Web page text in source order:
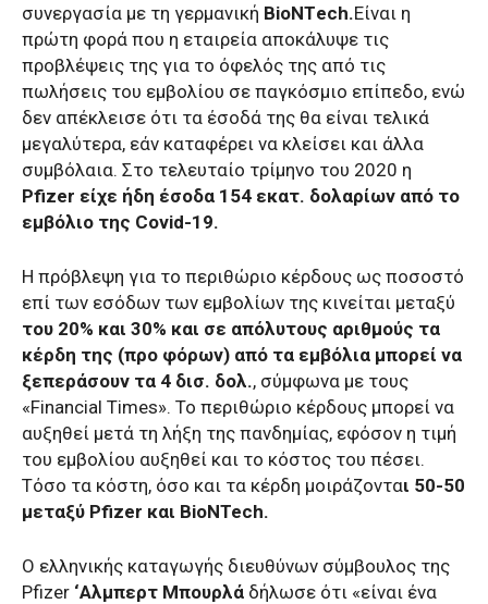
συνεργασία με τη γερμανική BioNΤech.Είναι η
πρώτη φορά που η εταιρεία αποκάλυψε τις
προβλέψεις της για το όφελός της από τις
πωλήσεις του εμβολίου σε παγκόσμιο επίπεδο, ενώ
δεν απέκλεισε ότι τα έσοδά της θα είναι τελικά
μεγαλύτερα, εάν καταφέρει να κλείσει και άλλα
συμβόλαια. Στο τελευταίο τρίμηνο του 2020 η
Pfizer είχε ήδη έσοδα 154 εκατ. δολαρίων από το
εμβόλιο της Covid-19.
Η πρόβλεψη για το περιθώριο κέρδους ως ποσοστό
επί των εσόδων των εμβολίων της κινείται μεταξύ
του 20% και 30% και σε απόλυτους αριθμούς τα
κέρδη της (προ φόρων) από τα εμβόλια μπορεί να
ξεπεράσουν τα 4 δισ. δολ., σύμφωνα με τους
«Financial Times». Το περιθώριο κέρδους μπορεί να
αυξηθεί μετά τη λήξη της πανδημίας, εφόσον η τιμή
του εμβολίου αυξηθεί και το κόστος του πέσει.
Τόσο τα κόστη, όσο και τα κέρδη μοιράζονται 50-50
μεταξύ Pfizer και BioNTech.
Ο ελληνικής καταγωγής διευθύνων σύμβουλος της
Pfizer ‘Αλμπερτ Μπουρλά δήλωσε ότι «είναι ένα